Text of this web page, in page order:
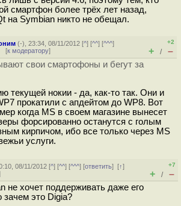
смартфон более трёх лет назад,
на Symbian никто не обещал.
(-), 23:34, 08/11/2012 [^] [^^] [^^^]
[к модератору]
+2
+ / –
свои смартофоны и бегут за
текущей нокии - да, как-то так. Они и
прокатили с апдейтом до WP8. Вот
когда MS в своем магазине вынесет
форсированно останутся с голым
кирпичом, ибо все только через MS
услуги.
08/11/2012 [^] [^^] [^^^] [ответить][↑]
+7
+ / –
не хочет поддерживать даже его
зачем это Digia?